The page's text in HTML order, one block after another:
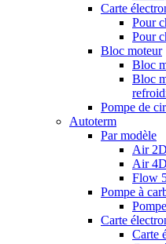
Carte
Pour
Pour
Bloc moteur
Bloc
Bloc
Pompe de
Autoterm
Par modèle
Air 2D
Air 4D
Flow
Pompe à
Carte
Carte